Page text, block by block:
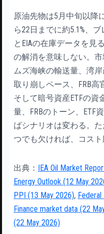
原油先物は5月中旬以降
ら22日までに約5.1%、
とEIAの在庫データを見
の解消を意味しない。
ムズ海峡の輸送量、湾
取り崩しペース、FRB高
そして暗号資産ETFの
量、FRBのトーン、ETF
ばシナリオは変わる。
つでも欠ければ、コスト
出典： IEA Oil Market
Energy Outlook (12 May
PPI (13 May 2026),
Finance market data (22
(22 May 2026)